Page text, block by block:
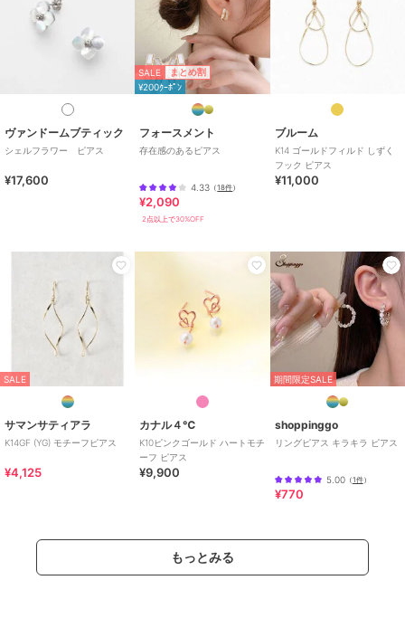
ヴァンドームブティック
シェルフラワー ピアス
¥17,600
SALE まとめ割
¥200ｸｰﾎﾟﾝ
フォースメント
存在感のあるピアス
4.33 （18件）
¥2,090
2点以上で30%OFF
ブルーム
K14 ゴールドフィルド しずく
フック ピアス
¥11,000
SALE
サマンサティアラ
K14GF (YG) モチーフピアス
¥4,125
カナル４℃
K10ピンクゴールド ハートモチ
ーフ ピアス
¥9,900
期間限定SALE
shoppinggo
リングピアス キラキラ ピアス
5.00（1件）
¥770
もっとみる